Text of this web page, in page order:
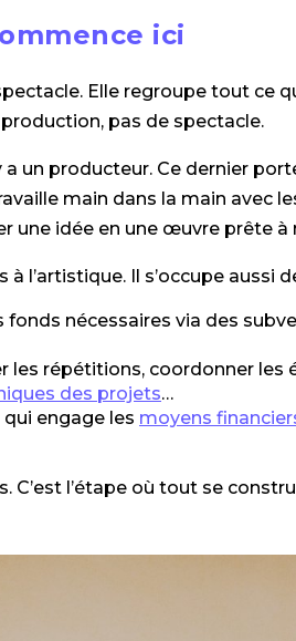
ici
Elle regroupe tout ce
pas de spectacle.
un producteur. Ce dernier
main dans la main avec
une idée en une œuvre prête à
l’artistique. Il s’occupe aussi
fonds nécessaires via des
les répétitions, coordonner les
des projets…
qui engage les moyens
C’est l’étape où tout se